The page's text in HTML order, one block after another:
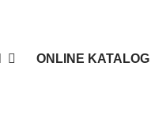
ONLINE KATALOG